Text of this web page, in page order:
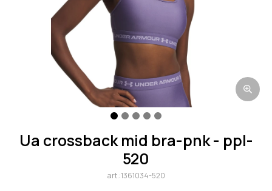
ua crossback mid bra-pnk - ppl-
520
1361034-520